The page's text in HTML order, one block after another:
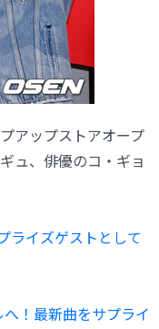
アップストアオープ
ュ、俳優のコ・ギョ
ライズゲストとして
！最新曲をサプライ